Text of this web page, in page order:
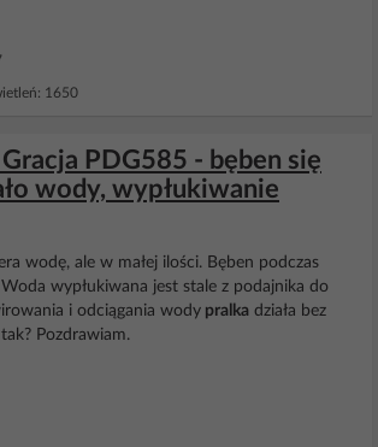
1650
Gracja PDG585 - bęben się
wody, wypłukiwanie
wodę, ale w małej ilości. Bęben podczas
wypłukiwana jest stale z podajnika do
i odciągania wody pralka działa bez
Pozdrawiam.